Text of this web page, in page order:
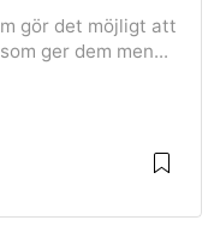
gör det möjligt att
ger dem men...